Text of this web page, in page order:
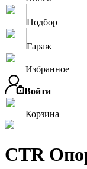
Подбор
Гараж
Избранное
Войти
Корзина
CTR